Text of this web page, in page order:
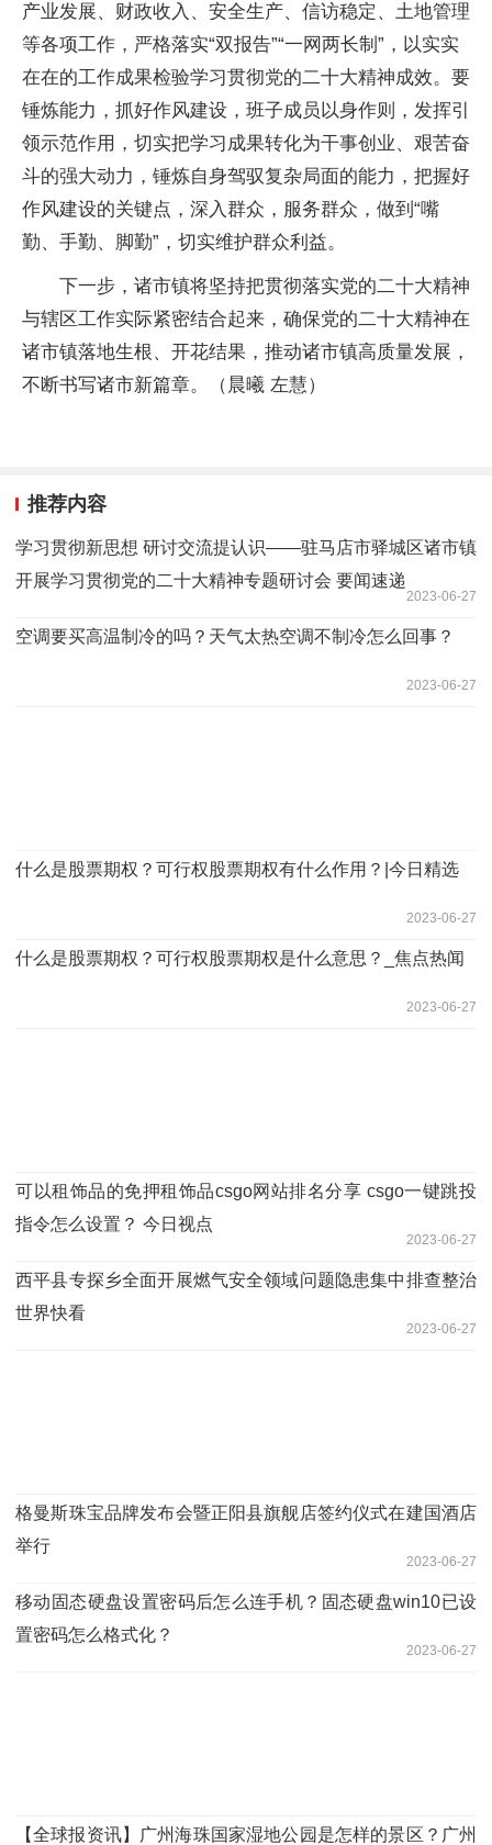
产业发展、财政收入、安全生产、信访稳定、土地管理
等各项工作，严格落实“双报告”“一网两长制”，以实实
在在的工作成果检验学习贯彻党的二十大精神成效。要
锤炼能力，抓好作风建设，班子成员以身作则，发挥引
领示范作用，切实把学习成果转化为干事创业、艰苦奋
斗的强大动力，锤炼自身驾驭复杂局面的能力，把握好
作风建设的关键点，深入群众，服务群众，做到“嘴
勤、手勤、脚勤”，切实维护群众利益。
下一步，诸市镇将坚持把贯彻落实党的二十大精神
与辖区工作实际紧密结合起来，确保党的二十大精神在
诸市镇落地生根、开花结果，推动诸市镇高质量发展，
不断书写诸市新篇章。（晨曦 左慧）
推荐内容
​学习贯彻新思想 研讨交流提认识——驻马店市驿城区诸市镇
开展学习贯彻党的二十大精神专题研讨会 要闻速递
2023-06-27
空调要买高温制冷的吗？天气太热空调不制冷怎么回事？
2023-06-27
什么是股票期权？可行权股票期权有什么作用？|今日精选
2023-06-27
什么是股票期权？可行权股票期权是什么意思？_焦点热闻
2023-06-27
可以租饰品的免押租饰品csgo网站排名分享 csgo一键跳投
指令怎么设置？ 今日视点
2023-06-27
​西平县专探乡全面开展燃气安全领域问题隐患集中排查整治
世界快看
2023-06-27
​格曼斯珠宝品牌发布会暨正阳县旗舰店签约仪式在建国酒店
举行
2023-06-27
移动固态硬盘设置密码后怎么连手机？固态硬盘win10已设
置密码怎么格式化？
2023-06-27
【全球报资讯】广州海珠国家湿地公园是怎样的景区？广州